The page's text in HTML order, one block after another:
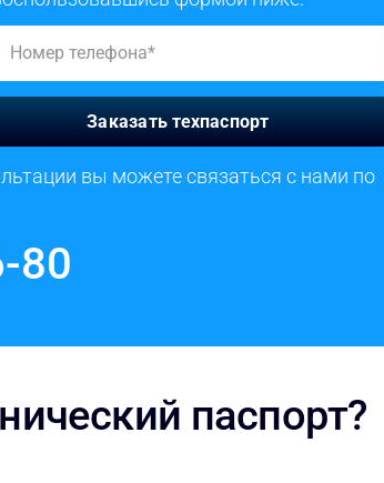
Заказать техпаспорт
вы можете связаться с нами по
80
паспорт?